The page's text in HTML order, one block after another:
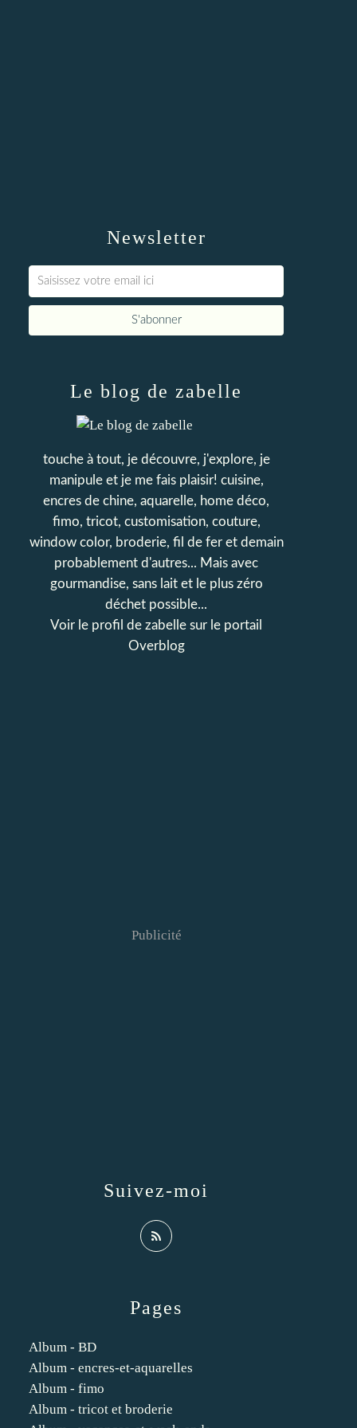
Newsletter
Pages
Album - BD
Album - encres-et-aquarelles
Album - fimo
Album - tricot et broderie
Le blog de zabelle
touche à tout, je découvre, j'explore, je
manipule et je me fais plaisir! cuisine,
encres de chine, aquarelle, home déco,
fimo, tricot, customisation, couture,
window color, broderie, fil de fer et demain
probablement d'autres... Mais avec
gourmandise, sans lait et le plus zéro
déchet possible...
Voir le profil de zabelle sur le portail
Overblog
Suivez-moi
Publicité